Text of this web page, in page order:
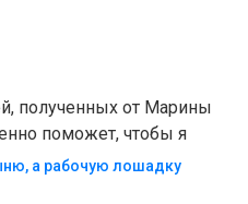
полученных от Марины
поможет, чтобы я
а рабочую лошадку